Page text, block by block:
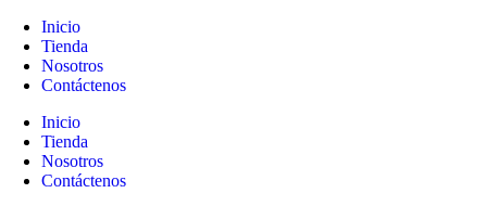
Inicio
Tienda
Nosotros
Contáctenos
Inicio
Tienda
Nosotros
Contáctenos